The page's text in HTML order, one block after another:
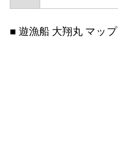
■ 遊漁船 大翔丸 マップ